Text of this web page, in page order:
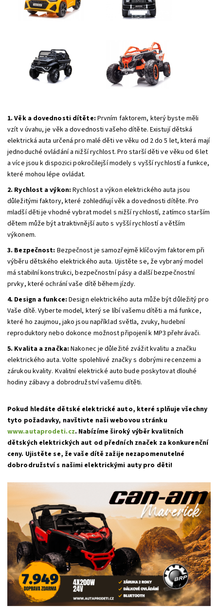
1. Věk a dovednosti dítěte: Prvním faktorem, který byste měli
vzít v úvahu, je věk a dovednosti vašeho dítěte. Existují dětská
elektrická auta určená pro malé děti ve věku od 2 do 5 let, která mají
jednoduché ovládání a nižší rychlost. Pro starší děti ve věku od 6 let
a více jsou k dispozici pokročilejší modely s vyšší rychlostí a funkce,
které mohou lépe ovládat.
2. Rychlost a výkon: Rychlost a výkon elektrického auta jsou
důležitými faktory, které zohledňují věk a dovednosti dítěte. Pro
mladší děti je vhodné vybrat model s nižší rychlostí, zatímco starším
dětem může být atraktivnější auto s vyšší rychlostí a větším
výkonem.
3. Bezpečnost: Bezpečnost je samozřejmě klíčovým faktorem při
výběru dětského elektrického auta. Ujistěte se, že vybraný model
má stabilní konstrukci, bezpečnostní pásy a další bezpečnostní
prvky, které ochrání vaše dítě během jízdy.
4. Design a funkce: Design elektrického auta může být důležitý pro
Vaše dítě. Vyberte model, který se líbí vašemu dítěti a má funkce,
které ho zaujmou, jako jsou například světla, zvuky, hudební
reproduktory nebo dokonce možnost připojení k MP3 přehrávači.
5. Kvalita a značka: Nakonec je důležité zvážit kvalitu a značku
elektrického auta. Volte spolehlivé značky s dobrými recenzemi a
zárukou kvality. Kvalitní elektrické auto bude poskytovat dlouhé
hodiny zábavy a dobrodružství vašemu dítěti.
Pokud hledáte dětské elektrické auto, které splňuje všechny
tyto požadavky, navštivte naši webovou stránku
www.autaprodeti.cz. Nabízíme široký výběr kvalitních
dětských elektrických aut od předních značek za konkurenční
ceny. Ujistěte se, že vaše dítě zažije nezapomenutelné
dobrodružství s našimi elektrickými auty pro děti!